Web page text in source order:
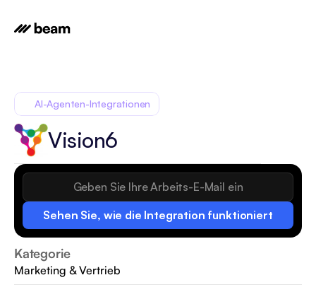
Sehen Sie, wie die Integration funktioniert
Kategorie
Marketing & Vertrieb
AI-Agenten-Integrationen
Vision6